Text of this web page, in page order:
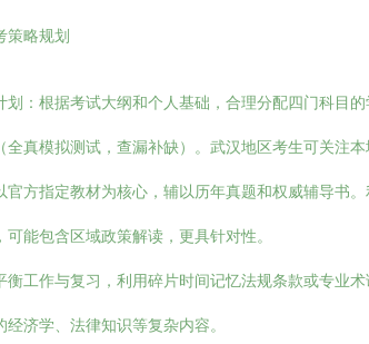
策略规划
划：根据考试大纲和个人基础，合理分配四门科目
全真模拟测试，查漏补缺）。武汉地区考生可关注
官方指定教材为核心，辅以历年真题和权威辅导书
能包含区域政策解读，更具针对性。
衡工作与复习，利用碎片时间记忆法规条款或专业
济学、法律知识等复杂内容。